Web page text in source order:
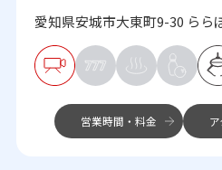
愛知県安城市大東町9-30 らら
営業時間・料金